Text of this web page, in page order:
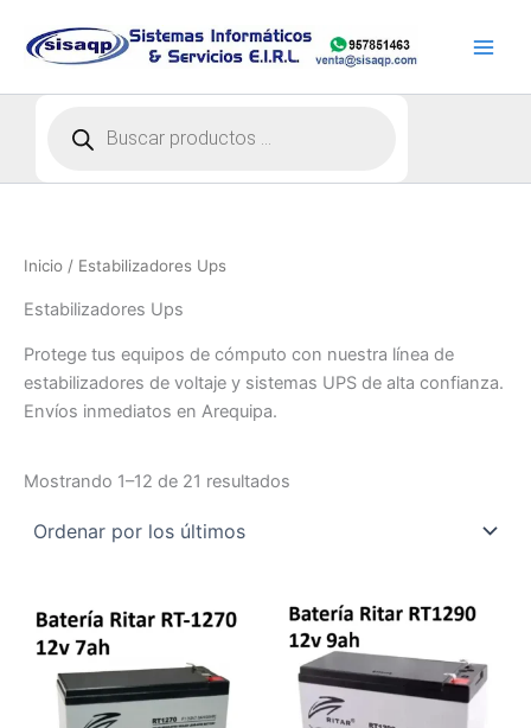
contenido
Inicio / Estabilizadores Ups
Estabilizadores Ups
Protege tus equipos de cómputo con nuestra línea de
estabilizadores de voltaje y sistemas UPS de alta confianza.
Envíos inmediatos en Arequipa.
Mostrando 1–12 de 21 resultados